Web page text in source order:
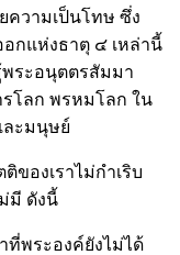
วามเป็นโทษ ซึ่ง
อกแห่งธาตุ ๔ เหล่านี้
พระอนุตตรสัมมา
โลก พรหมโลก ใน
ะมนุษย์
ของเราไม่กำเริบ
มี ดังนี้
ที่พระองค์ยังไม่ได้